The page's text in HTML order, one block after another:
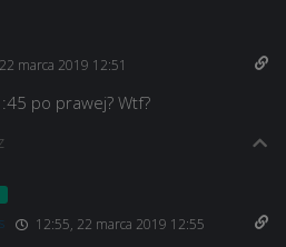
marca 2019 12:51
po prawej? Wtf?
12:55, 22 marca 2019 12:55